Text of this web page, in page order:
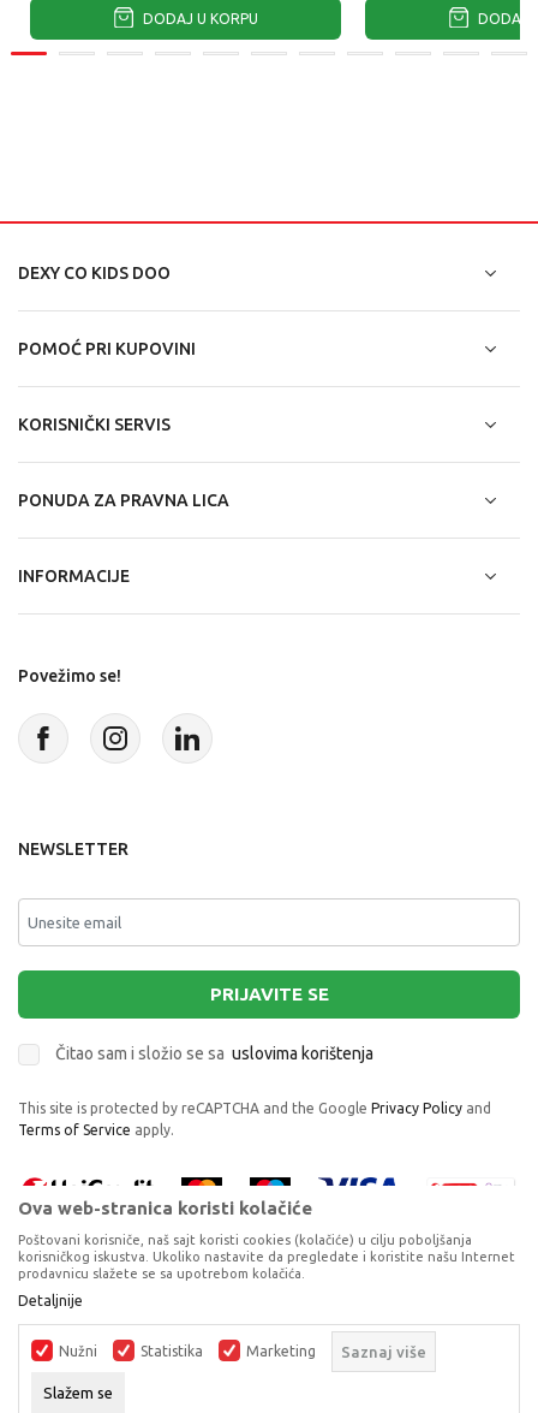
DODAJ U KORPU DODAJ
CHICCO KOPCA ZA DUDU OBLAK, GREY
LANČIĆI ZA DUDE VARALICE
DEXY CO KIDS DOO
POMOĆ PRI KUPOVINI
KORISNIČKI SERVIS
PONUDA ZA PRAVNA LICA
INFORMACIJE
Povežimo se!
NEWSLETTER
PRIJAVITE SE
Čitao sam i složio se sa uslovima korištenja
This site is protected by reCAPTCHA and the Google Privacy Policy and
Terms of Service apply.
Proizvode na sajtu nastojimo da opišemo što je preciznije moguće, ali ne
možemo garantovati da su svi podaci i fotografije, navedeni u okrviru
proizvoda, u potpunosti kompletni i bez grešaka. Svi artikli prikazani na
sajtu su dio naše ponude, ali ne podrazumijeva da su dostupni u svakom
Ova web-stranica koristi kolačiće
Poštovani korisniče, naš sajt koristi cookies (kolačiće) u cilju poboljšanja
korisničkog iskustva. Ukoliko nastavite da pregledate i koristite našu Internet
prodavnicu slažete se sa upotrebom kolačića.
Detaljnije
Nužni Statistika Marketing Saznaj više
Slažem se